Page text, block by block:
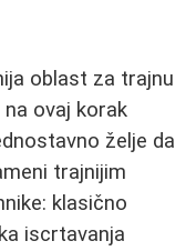
oblast za trajnu
ovaj korak
želje da
trajnijim
klasično
iscrtavanja